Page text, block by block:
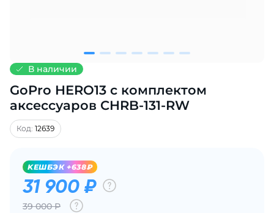
В наличии
GoPro HERO13 с комплектом
аксессуаров CHRB-131-RW
Код: 12639
KЕШБЭК +638₽
31 900 ₽
39 000 Р
% картой любого банка
Получайте товар
выбранный способом
списываться
по25%каждые 2 недели